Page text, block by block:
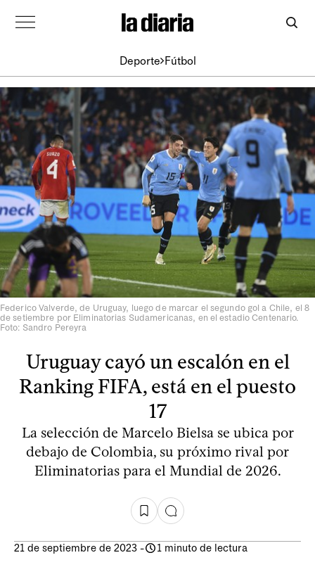
Deporte Fútbol
Federico Valverde, de Uruguay, luego de marcar el segundo gol a Chile, el 8
de setiembre por Eliminatorias Sudamericanas, en el estadio Centenario.
Foto: Sandro Pereyra
Uruguay cayó un escalón en el
Ranking FIFA, está en el puesto
17
La selección de Marcelo Bielsa se ubica por
debajo de Colombia, su próximo rival por
Eliminatorias para el Mundial de 2026.
21 de septiembre de 2023 - 1 minuto de lectura